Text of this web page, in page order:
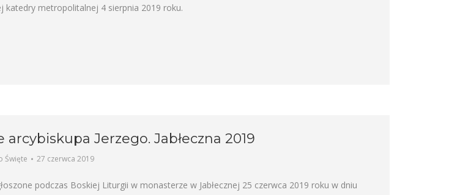
katedry metropolitalnej 4 sierpnia 2019 roku.
arcybiskupa Jerzego. Jabłeczna 2019
Święte 27 czerwca 2019
podczas Boskiej Liturgii w monasterze w Jabłecznej 25 czerwca 2019 roku w dniu